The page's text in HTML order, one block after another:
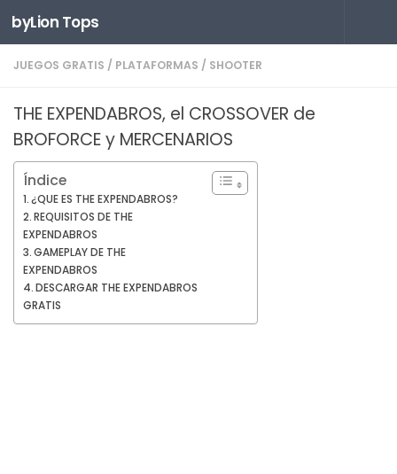
Saltar al contenido
byLion Tops
JUEGOS GRATIS / PLATAFORMAS / SHOOTER
THE EXPENDABROS, el CROSSOVER de
BROFORCE y MERCENARIOS
Índice
¿QUE ES THE EXPENDABROS?
REQUISITOS DE THE
EXPENDABROS
GAMEPLAY DE THE
EXPENDABROS
DESCARGAR THE EXPENDABROS
GRATIS